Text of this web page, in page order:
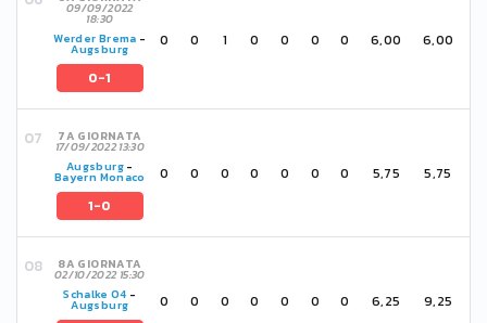
09/09/2022
18:30
Werder Brema -
Augsburg
0-1
0 0 1 0 0 0 0 6,00 6,00
7A GIORNATA
17/09/2022 13:30
Augsburg-
Bayern Monaco
1-0
0 0 0 0 0 0 0 5,75 5,75
8A GIORNATA
02/10/2022 15:30
Schalke 04 -
Augsburg 0 0 0 0 0 0 0 6,25 9,25